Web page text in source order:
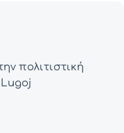
πολιτιστική